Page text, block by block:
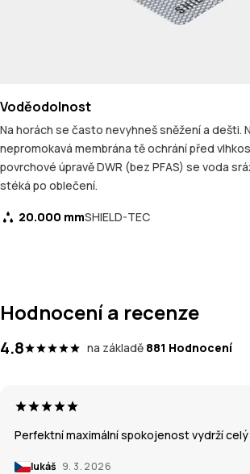
Voděodolnost
Na horách se často nevyhneš sněžení a dešti.
nepromokavá membrána tě ochrání před
povrchové úpravě DWR (bez PFAS) se voda
stéká po oblečení.
20.000 mmSHIELD-TEC
Hodnocení a recenze
4.8 na základě 881 Hodnocení
Perfektní maximální spokojenost vydrží
lukáš 9. 3. 2026